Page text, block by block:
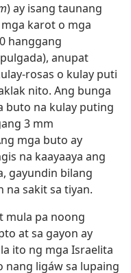
) ay isang taunang
karot o mga
hanggang
anupat
rosas o kulay puti
nito. Ang bunga
buto na kulay puting
3 mm
mga buto ay
na kaayaaya ang
gayundin bilang
na sakit sa tiyan.
mula pa noong
at sa gayon ay
ito ng mga Israelita
nang ligáw sa lupaing